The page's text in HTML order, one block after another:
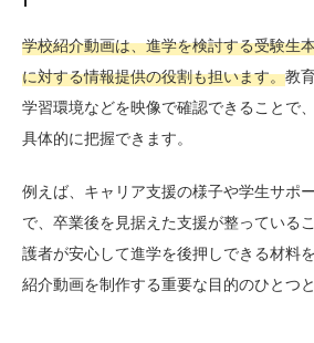
学校紹介動画は、進学を検討する受験生
に対する情報提供の役割も担います。教
学習環境などを映像で確認できることで
具体的に把握できます。
例えば、キャリア支援の様子や学生サポ
で、卒業後を見据えた支援が整っている
護者が安心して進学を後押しできる材料
紹介動画を制作する重要な目的のひとつ